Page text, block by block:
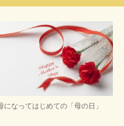
になってはじめての「母の日」